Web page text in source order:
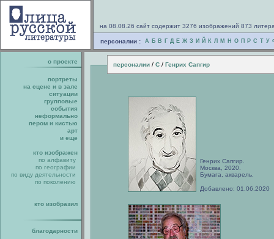
на 08.08.26 сайт содержит 3276 изображений 873
персоналии : А Б В Г Д Е Ж З И Й К Л М Н О П Р С Т У
о проекте персоналии / С / Генрих Сапгир
портреты
на сцене и в зале
ситуации
групповые
события
неформально
пером и кистью
арт
и еще
кто изображен
по алфавиту
по географии
по виду деятельности
по поколению
кто изобразил
благодарности
Генрих Сапгир.
Москва, 2020.
Бумага, акварель.
Добавлено: 01.06.2020